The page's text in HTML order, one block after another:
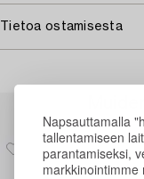
Napsauttamalla
tallentamiseen
parantamiseksi,
markkinointimme
Tietoa ostamisesta